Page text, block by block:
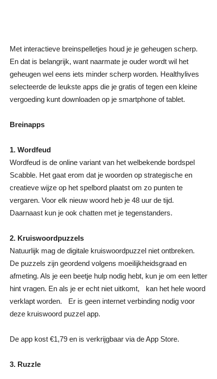
Met interactieve breinspelletjes houd je je geheugen scherp.
En dat is belangrijk, want naarmate je ouder wordt wil het
geheugen wel eens iets minder scherp worden. Healthylives
selecteerde de leukste apps die je gratis of tegen een kleine
vergoeding kunt downloaden op je smartphone of tablet.
Breinapps
1. Wordfeud
Wordfeud is de online variant van het welbekende bordspel
Scabble. Het gaat erom dat je woorden op strategische en
creatieve wijze op het spelbord plaatst om zo punten te
vergaren. Voor elk nieuw woord heb je 48 uur de tijd.
Daarnaast kun je ook chatten met je tegenstanders.
2. Kruiswoordpuzzels
Natuurlijk mag de digitale kruiswoordpuzzel niet ontbreken.
De puzzels zijn geordend volgens moeilijkheidsgraad en
afmeting. Als je een beetje hulp nodig hebt, kun je om een letter
hint vragen. En als je er echt niet uitkomt, kan het hele woord
verklapt worden. Er is geen internet verbinding nodig voor
deze kruiswoord puzzel app.
De app kost €1,79 en is verkrijgbaar via de App Store.
3. Ruzzle